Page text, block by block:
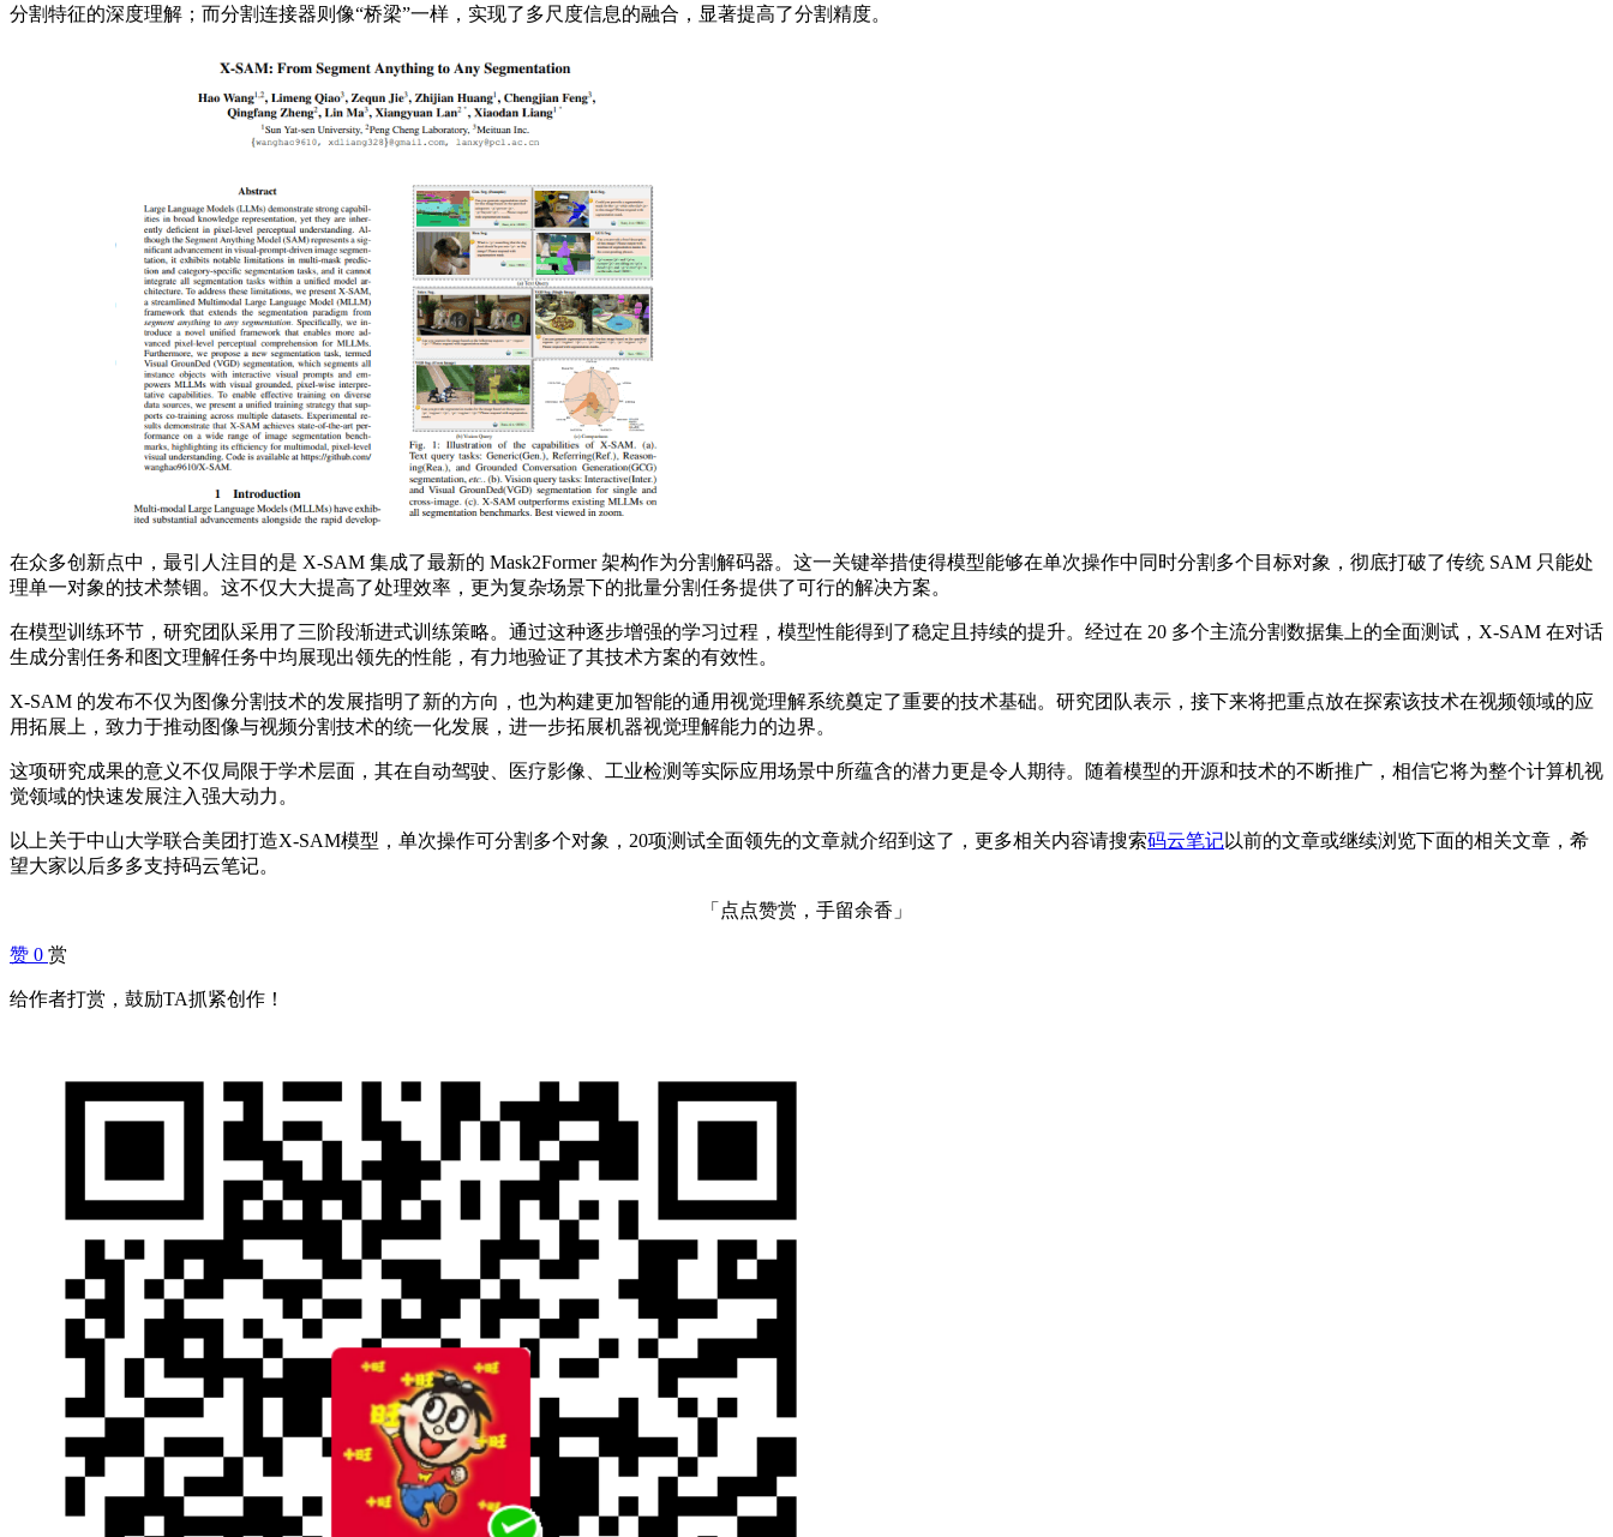
分割特征的深度理解；而分割连接器则像“桥梁”一样，实现了多尺度信息的融合，显著提高了分割精度。
在众多创新点中，最引人注目的是 X-SAM 集成了最新的 Mask2Former 架构作为分割解码器。这一关键举措使得模型能够在单次操作中同时分割多个目标对象，彻底打破了传统 SAM 只能处
理单一对象的技术禁锢。这不仅大大提高了处理效率，更为复杂场景下的批量分割任务提供了可行的解决方案。
在模型训练环节，研究团队采用了三阶段渐进式训练策略。通过这种逐步增强的学习过程，模型性能得到了稳定且持续的提升。经过在 20 多个主流分割数据集上的全面测试，X-SAM 在对话
生成分割任务和图文理解任务中均展现出领先的性能，有力地验证了其技术方案的有效性。
X-SAM 的发布不仅为图像分割技术的发展指明了新的方向，也为构建更加智能的通用视觉理解系统奠定了重要的技术基础。研究团队表示，接下来将把重点放在探索该技术在视频领域的应
用拓展上，致力于推动图像与视频分割技术的统一化发展，进一步拓展机器视觉理解能力的边界。
这项研究成果的意义不仅局限于学术层面，其在自动驾驶、医疗影像、工业检测等实际应用场景中所蕴含的潜力更是令人期待。随着模型的开源和技术的不断推广，相信它将为整个计算机视
觉领域的快速发展注入强大动力。
以上关于中山大学联合美团打造X-SAM模型，单次操作可分割多个对象，20项测试全面领先的文章就介绍到这了，更多相关内容请搜索码云笔记以前的文章或继续浏览下面的相关文章，希
望大家以后多多支持码云笔记。
「点点赞赏，手留余香」
赞 0 赏
给作者打赏，鼓励TA抓紧创作！